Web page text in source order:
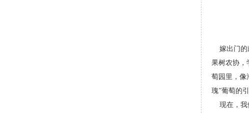
嫁出门的
果树农协，
萄园里，像
瑰”葡萄的
现在，我